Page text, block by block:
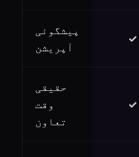
پیشگوئی
آپریشن
✓
حقیقی
وقت
تعاون
✓